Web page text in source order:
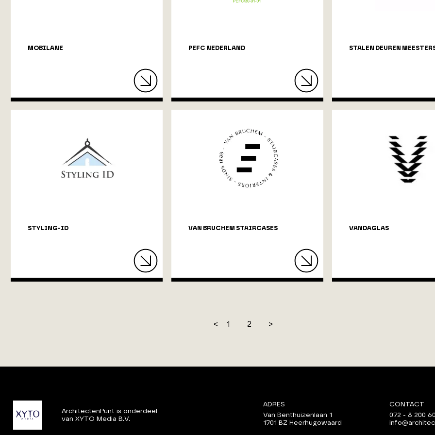
MOBILANE PEFC NEDERLAND STALEN DEUREN
STYLING-ID VAN BRUCHEM STAIRCASES VANDAGLAS
< 1 2 >
ArchitectenPunt is onderdeel
van XYTO Media B.V.
ADRES
Van Benthuizenlaan 1
1701 BZ Heerhugowaard
CONTACT
072 - 8 200